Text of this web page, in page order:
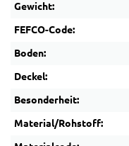
Gewicht:
FEFCO-Code:
Boden:
Deckel:
Besonderheit:
Material/Rohstoff: